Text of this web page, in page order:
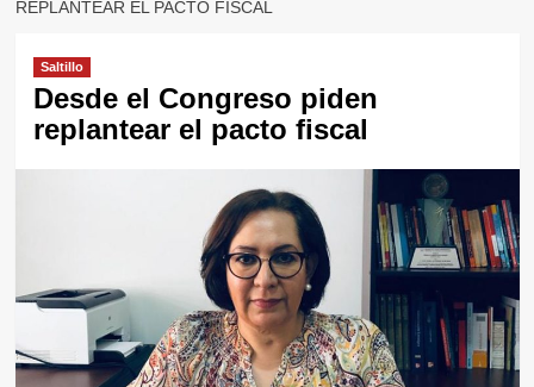
REPLANTEAR EL PACTO FISCAL
Saltillo
Desde el Congreso piden
replantear el pacto fiscal